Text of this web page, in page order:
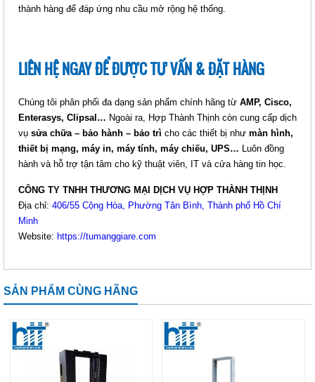
IKORACK OPEN RACK 36U 4
POSTS, W600-H200-D800
(IKOOP3608-4P)
Giá: Liên hệ
Mã sản phẩm: MT-iKOOP3608-4P
IKORACK OPEN RACK 36U 4
POSTS, W600-H2000-D1000
thành hàng để đáp ứng nhu cầu mở rộng hệ thống.
LIÊN HỆ NGAY ĐỂ ĐƯỢC TƯ VẤN & ĐẶT HÀNG
Chúng tôi phân phối đa dạng sản phẩm chính hãng từ AMP, Cisco,
Enterasys, Clipsal… Ngoài ra, Hợp Thành Thịnh còn cung cấp dịch
vụ sửa chữa – bảo hành – bảo trì cho các thiết bị như màn hình,
thiết bị mạng, máy in, máy tính, máy chiếu, UPS… Luôn đồng
hành và hỗ trợ tận tâm cho kỹ thuật viên, IT và cửa hàng tin học.
CÔNG TY TNHH THƯƠNG MẠI DỊCH VỤ HỢP THÀNH THỊNH
Địa chỉ: 406/55 Cộng Hòa, Phường Tân Bình, Thành phố Hồ Chí
Minh
Website: https://tumanggiare.com
SẢN PHẨM CÙNG HÃNG